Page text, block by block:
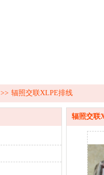
>> 辐照交联XLPE排线
辐照交联